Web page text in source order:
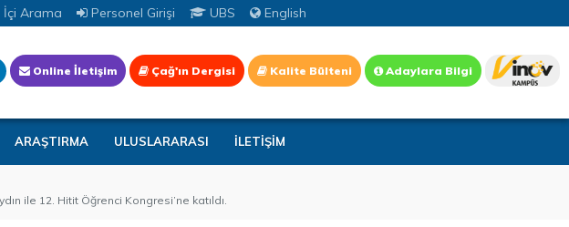
İçi Arama Personel Girişi UBS English
Online İletişim Çağ'ın Dergisi Kalite Bülteni Adaylara Bilgi
ARAŞTIRMA ULUSLARARASI İLETİŞİM
ile 12. Hitit Öğrenci Kongresi’ne katıldı.